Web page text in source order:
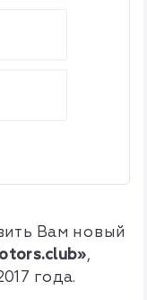
Вам новый
,
года.